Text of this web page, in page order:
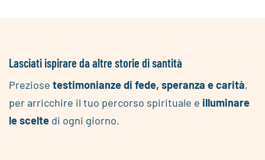
Lasciati ispirare da altre storie di santità
Preziose testimonianze di fede, speranza e carità,
per arricchire il tuo percorso spirituale e illuminare
le scelte di ogni giorno.